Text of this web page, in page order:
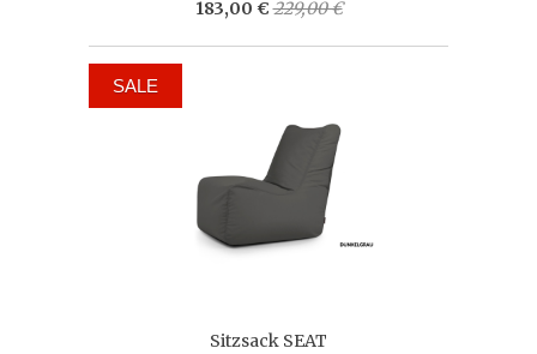
183,00 €229,00 €
Sitzsack SEAT
SALE